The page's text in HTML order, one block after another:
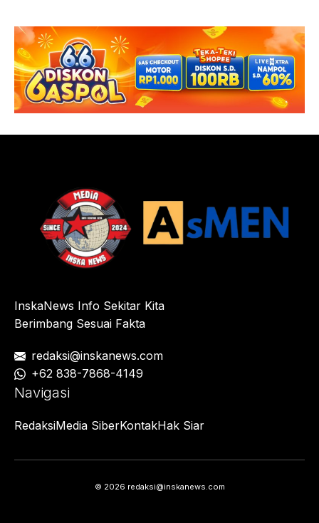
InskaNews Info Sekitar Kita
Berimbang Sesuai Fakta
redaksi@inskanews.com
+62 838-7868-4149
Navigasi
RedaksiMedia SiberKontakHak Siar
© 2026 redaksi@inskanews.com